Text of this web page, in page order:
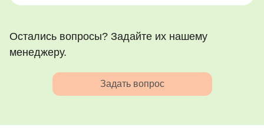
Остались вопросы? Задайте их нашему
менеджеру.
Задать вопрос